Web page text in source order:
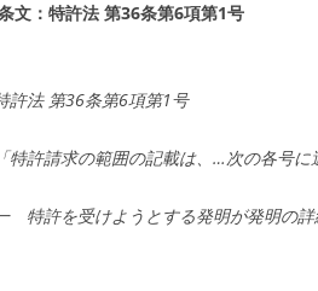
文：特許法 第36条第6項第1号
許法 第36条第6項第1号
「特許請求の範囲の記載は、…次の各号
特許を受けようとする発明が発明の詳